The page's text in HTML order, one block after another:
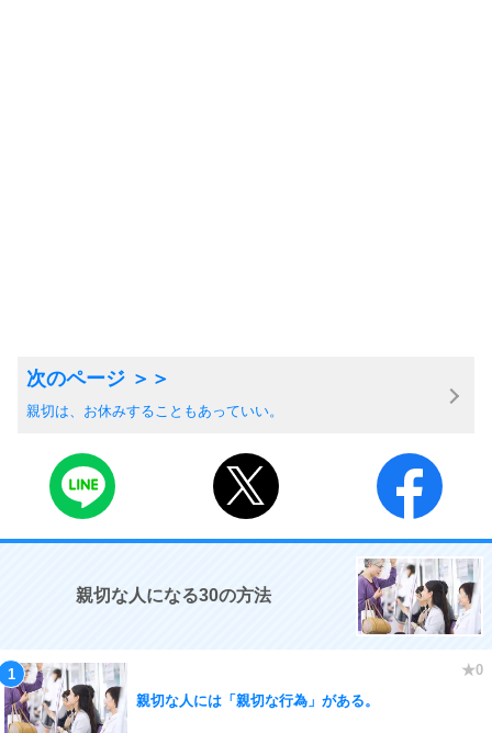
親切は、お休みすることもあっていい。
親切な人になる30の方法
親切な人には「親切な行為」がある。